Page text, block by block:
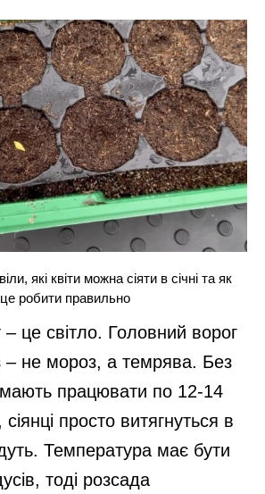
які квіти можна сіяти в січні та як
це робити правильно
це світло. Головний ворог
– не мороз, а темрява. Без
працювати по 12-14
просто витягнуться в
Температура має бути
тоді розсада